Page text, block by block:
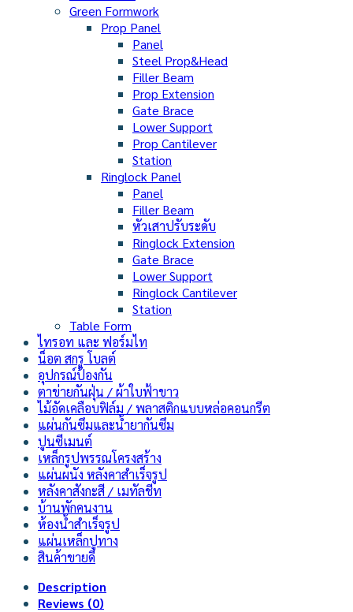
Green Formwork
Prop Panel
Panel
Steel Prop&Head
Filler Beam
Prop Extension
Gate Brace
Lower Support
Prop Cantilever
Station
Ringlock Panel
Panel
Filler Beam
หัวเสาปรับระดับ
Ringlock Extension
Gate Brace
Lower Support
Ringlock Cantilever
Station
Table Form
ไทรอท และ ฟอร์มไท
น็อต สกรู โบลต์
อุปกรณ์ป้องกัน
ตาข่ายกันฝุ่น / ผ้าใบฟ้าขาว
ไม้อัดเคลือบฟิล์ม / พลาสติกแบบหล่อคอนกรีต
แผ่นกันซึมและน้ำยากันซึม
ปูนซีเมนต์
เหล็กรูปพรรณโครงสร้าง
แผ่นผนัง หลังคาสำเร็จรูป
หลังคาสังกะสี / เมทัลชีท
บ้านพักคนงาน
ห้องน้ำสำเร็จรูป
แผ่นเหล็กปูทาง
สินค้าขายดี
Description
Reviews (0)